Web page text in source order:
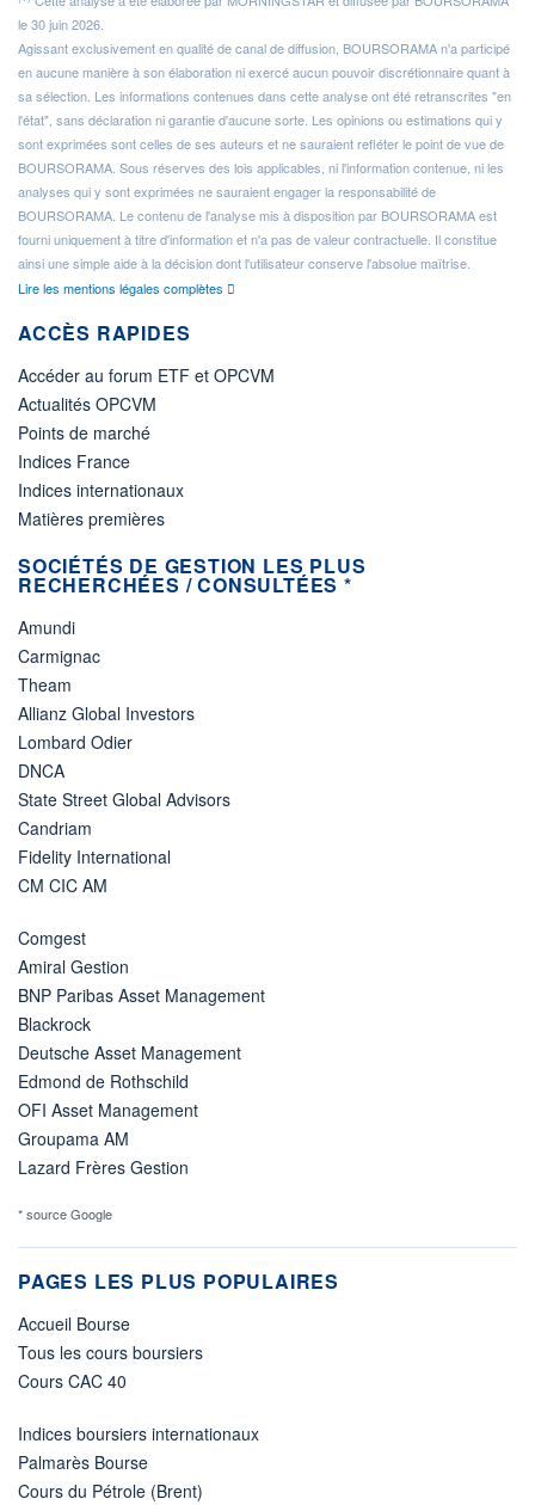
le 30 juin 2026.
Agissant exclusivement en qualité de canal de diffusion, BOURSORAMA n'a participé
en aucune manière à son élaboration ni exercé aucun pouvoir discrétionnaire quant à
sa sélection. Les informations contenues dans cette analyse ont été retranscrites "en
l'état", sans déclaration ni garantie d'aucune sorte. Les opinions ou estimations qui y
sont exprimées sont celles de ses auteurs et ne sauraient refléter le point de vue de
BOURSORAMA. Sous réserves des lois applicables, ni l'information contenue, ni les
analyses qui y sont exprimées ne sauraient engager la responsabilité de
BOURSORAMA. Le contenu de l'analyse mis à disposition par BOURSORAMA est
fourni uniquement à titre d'information et n'a pas de valeur contractuelle. Il constitue
ainsi une simple aide à la décision dont l'utilisateur conserve l'absolue maîtrise.
Lire les mentions légales complètes
ACCÈS RAPIDES
Accéder au forum ETF et OPCVM
Actualités OPCVM
Points de marché
Indices France
Indices internationaux
Matières premières
SOCIÉTÉS DE GESTION LES PLUS
RECHERCHÉES / CONSULTÉES *
Amundi
Carmignac
Theam
Allianz Global Investors
Lombard Odier
DNCA
State Street Global Advisors
Candriam
Fidelity International
CM CIC AM
Comgest
Amiral Gestion
BNP Paribas Asset Management
Blackrock
Deutsche Asset Management
Edmond de Rothschild
OFI Asset Management
Groupama AM
Lazard Frères Gestion
* source Google
PAGES LES PLUS POPULAIRES
Accueil Bourse
Tous les cours boursiers
Cours CAC 40
Indices boursiers internationaux
Palmarès Bourse
Cours du Pétrole (Brent)